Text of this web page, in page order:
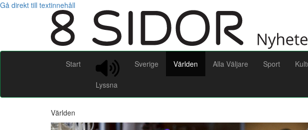
Gå direkt till textinnehåll
Start
Lyssna
Sverige Världen Alla Väljare Sport
Världen